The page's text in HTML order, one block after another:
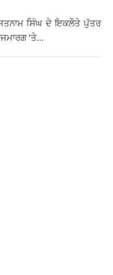
ਸਿੰਘ ਦੇ ਇਕਲੌਤੇ ਪੁੱਤਰ
‘ਤੇ...